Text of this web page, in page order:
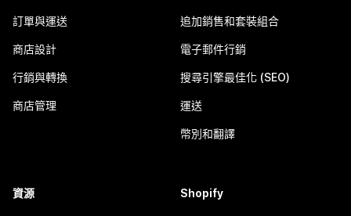
訂單與運送
商店設計
行銷與轉換
商店管理
追加銷售和套裝組合
電子郵件行銷
搜尋引擎最佳化 (SEO)
運送
幣別和翻譯
資源 Shopify